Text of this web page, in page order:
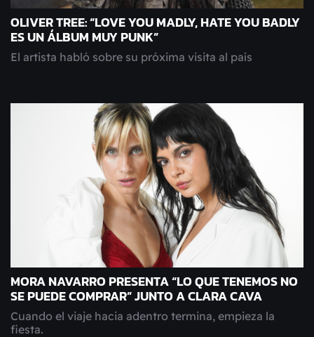
OLIVER TREE: “LOVE YOU MADLY, HATE YOU BADLY
ES UN ÁLBUM MUY PUNK”
El artista habló sobre su próxima visita al país
MORA NAVARRO PRESENTA “LO QUE TENEMOS NO
SE PUEDE COMPRAR” JUNTO A CLARA CAVA
Cuando el viaje hacia adentro termina, empieza la
fiesta.